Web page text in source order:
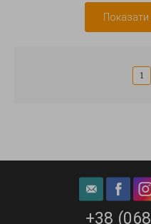
Показати
1
+38